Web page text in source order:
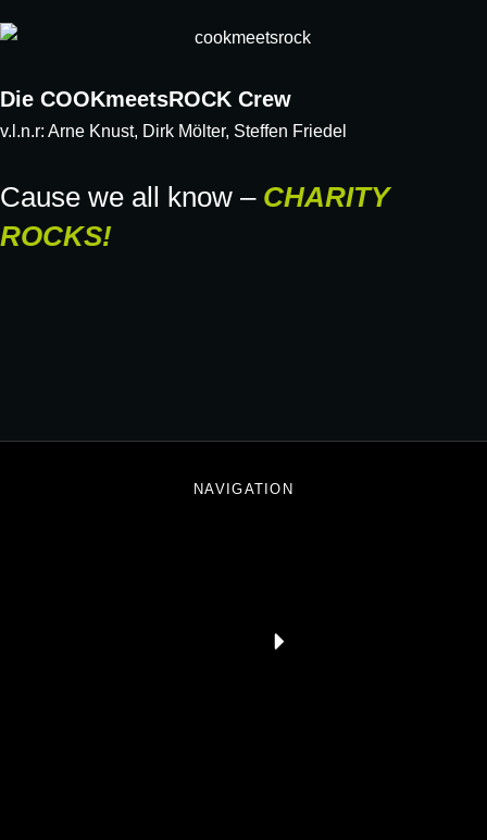
Die COOKmeetsROCK Crew
v.l.n.r: Arne Knust, Dirk Mölter, Steffen Friedel
Cause we all know – CHARITY
ROCKS!
NAVIGATION